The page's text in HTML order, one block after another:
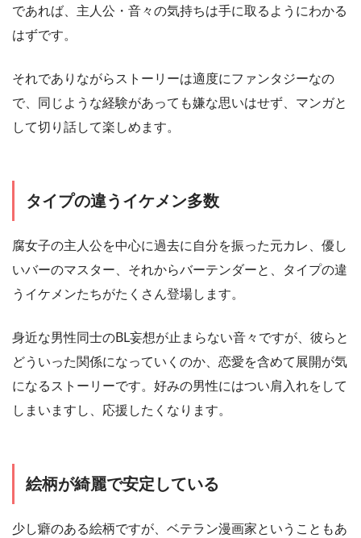
であれば、主人公・音々の気持ちは手に取るようにわかる
はずです。
それでありながらストーリーは適度にファンタジーなの
で、同じような経験があっても嫌な思いはせず、マンガと
して切り話して楽しめます。
タイプの違うイケメン多数
腐女子の主人公を中心に過去に自分を振った元カレ、優し
いバーのマスター、それからバーテンダーと、タイプの違
うイケメンたちがたくさん登場します。
身近な男性同士のBL妄想が止まらない音々ですが、彼らと
どういった関係になっていくのか、恋愛を含めて展開が気
になるストーリーです。好みの男性にはつい肩入れをして
しまいますし、応援したくなります。
絵柄が綺麗で安定している
少し癖のある絵柄ですが、ベテラン漫画家ということもあ